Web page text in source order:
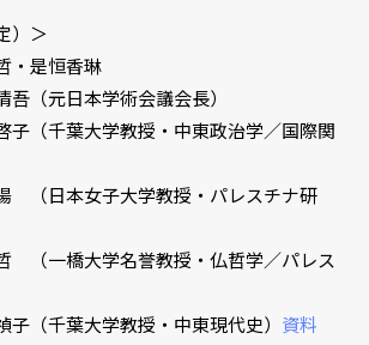
）＞
是恒香琳
（元日本学術会議会長）
千葉大学教授・中東政治学／国際関
女子大学教授・パレスチナ研
大学名誉教授・仏哲学／パレス
大学教授・中東現代史） 資料